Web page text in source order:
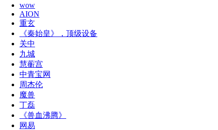
wow
AION
重玄
《秦始皇》，顶级设备
关中
九城
慧蘅宫
中青宝网
周杰伦
魔兽
丁磊
《兽血沸腾》
网易